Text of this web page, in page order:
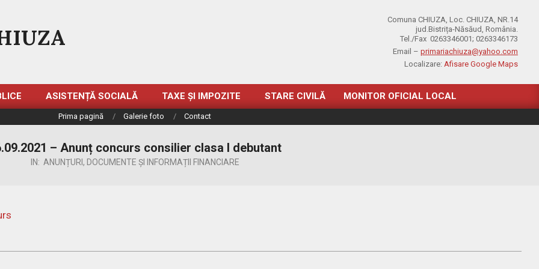
Comuna CHIUZA, Loc. CHIUZA, NR.14
jud.Bistrița-Năsăud, România.
Tel./Fax 0263346001; 0263346173
Email – primariachiuza@yahoo.com
Localizare: Afisare Google Maps
ASISTENȚĂ SOCIALĂ TAXE ȘI IMPOZITE STARE CIVILĂ MONITOR OFICIAL LOCAL
Prima pagină Galerie foto Contact
– Anunț concurs consilier clasa I debutant
IN: ANUNȚURI , DOCUMENTE ȘI INFORMAȚII FINANCIARE